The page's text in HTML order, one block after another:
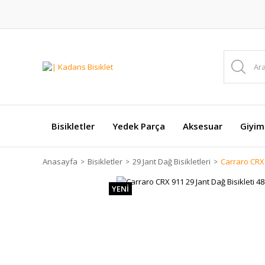
Bisikletler Yedek Parça Aksesuar Giyim
Anasayfa Bisikletler 29 Jant Dağ Bisikletleri Carraro
YENİ